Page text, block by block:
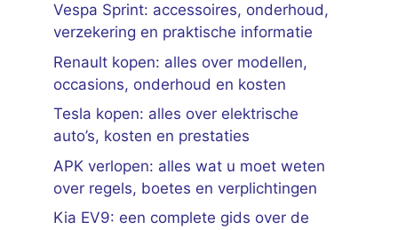
Vespa Sprint: accessoires, onderhoud,
verzekering en praktische informatie
Renault kopen: alles over modellen,
occasions, onderhoud en kosten
Tesla kopen: alles over elektrische
auto’s, kosten en prestaties
APK verlopen: alles wat u moet weten
over regels, boetes en verplichtingen
Kia EV9: een complete gids over de